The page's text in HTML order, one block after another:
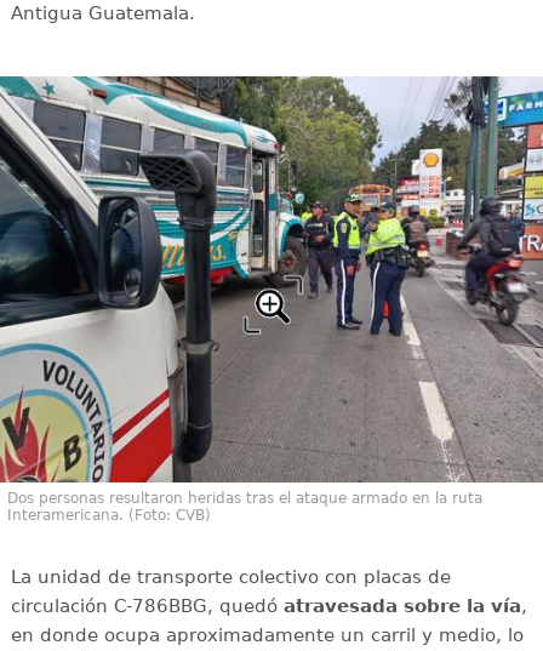
Antigua Guatemala.
Dos personas resultaron heridas tras el ataque armado en la ruta
Interamericana. (Foto: CVB)
La unidad de transporte colectivo con placas de
circulación C-786BBG, quedó atravesada sobre la vía,
en donde ocupa aproximadamente un carril y medio, lo